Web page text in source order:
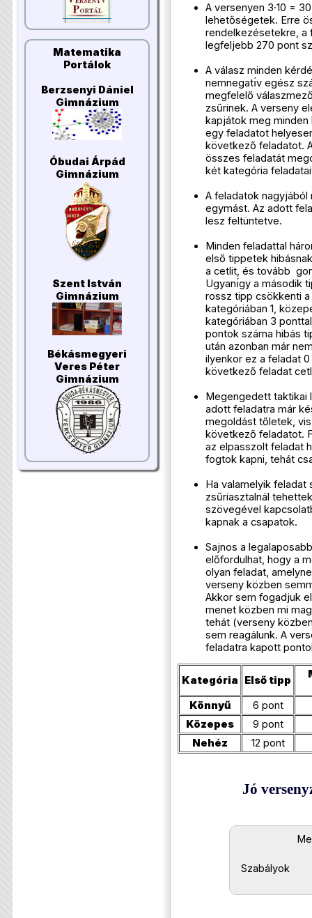
Matematika
Portálok
Berzsenyi Dániel
Gimnázium
Óbudai Árpád
Gimnázium
Szent István
Gimnázium
Békásmegyeri
Veres Péter
Gimnázium
A versenyen 3·10 =
lehetőségetek. Erre
rendelkezésetekre, a
legfeljebb 270 pont
A válasz minden
nemnegatı́v egész
megfelelő
zsűrinek. A verseny
kapjátok meg
egy feladatot
következő feladatot.
összes feladatát
két kategória
A feladatok
egymást. Az adott
lesz feltüntetve.
Minden feladattal
első tippetek
a cetlit, és tovább
Ugyanı́gy a második
rossz tipp csökkenti
kategóriában 1,
kategóriában 3
pontok száma hibás
után azonban már
ilyenkor ez a feladat
következő feladat
Megengedett taktikai
adott feladatra már
megoldást tőletek,
következő feladatot.
az elpasszolt feladat
fogtok kapni, tehát
Ha valamelyik feladat
zsűriasztalnál
szövegével
kapnak a csapatok.
Sajnos a
előfordulhat, hogy a
olyan feladat,
verseny közben
Akkor sem fogadjuk
menet közben mi
tehát (verseny
sem reagálunk. A
feladatra kapott
Kategória Első tipp
Könnyű
6 pont
Közepes
9 pont
Nehéz
12 pont
Jó
Szabályok